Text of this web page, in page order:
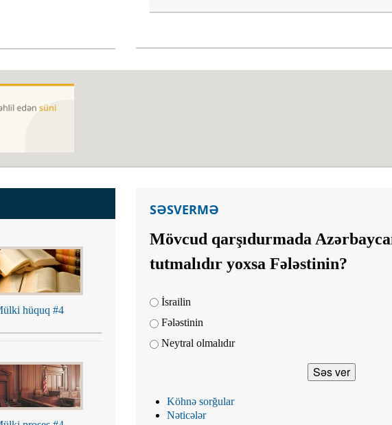
hüquq #4
SƏSVERMƏ
Mövcud qarşıdurmada
tutmalıdır yoxsa Fələstinin?
Choices
İsrailin
Fələstinin
Neytral olmalıdır
Köhnə sorğular
Nəticələr